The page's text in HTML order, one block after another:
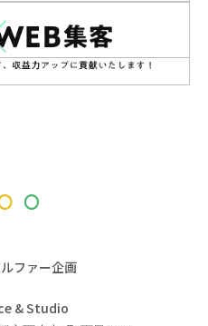
ファー企画
& Studio